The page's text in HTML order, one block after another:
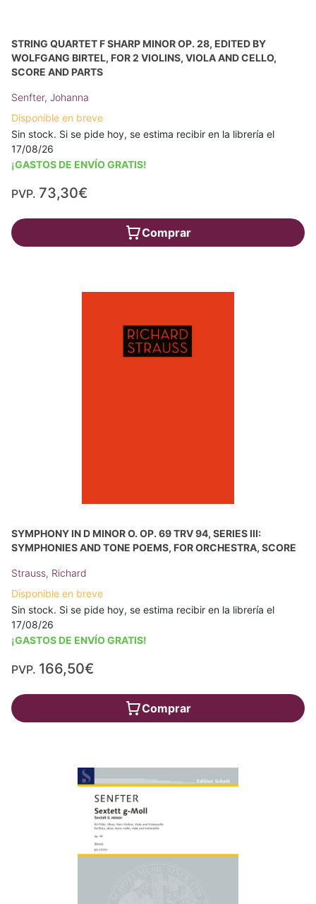
STRING QUARTET F SHARP MINOR OP. 28, EDITED BY
WOLFGANG BIRTEL, FOR 2 VIOLINS, VIOLA AND CELLO,
SCORE AND PARTS
Senfter, Johanna
Disponible en breve
Sin stock. Si se pide hoy, se estima recibir en la librería el
17/08/26
¡GASTOS DE ENVÍO GRATIS!
PVP. 73,30€
Comprar
SYMPHONY IN D MINOR O. OP. 69 TRV 94, SERIES III:
SYMPHONIES AND TONE POEMS, FOR ORCHESTRA, SCORE
Strauss, Richard
Disponible en breve
Sin stock. Si se pide hoy, se estima recibir en la librería el
17/08/26
¡GASTOS DE ENVÍO GRATIS!
PVP. 166,50€
Comprar